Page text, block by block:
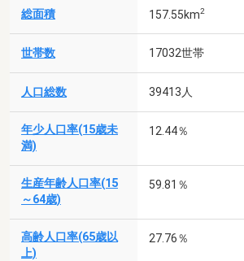
総面積 157.55km2
世帯数 17032世帯
人口総数 39413人
年少人口率(15歳未
満)
12.44％
生産年齢人口率(15
～64歳)
59.81％
高齢人口率(65歳以
上)
27.76％